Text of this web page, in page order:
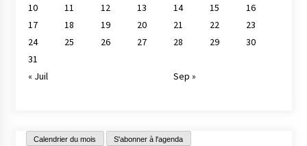
10
11 12 13 14 15
16
17
18 19 20 21 22
23
24
25 26 27 28 29
30
31
« Juil
Sep »
Calendrier du mois S'abonner à l'agenda